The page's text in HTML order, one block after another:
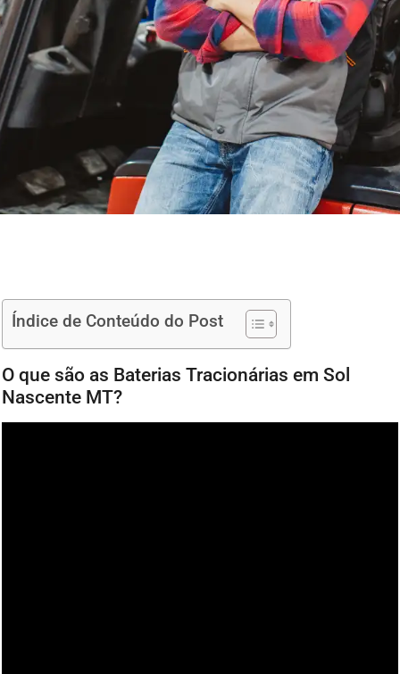
Índice de Conteúdo do Post
O que são as Baterias Tracionárias em Sol
Nascente MT?